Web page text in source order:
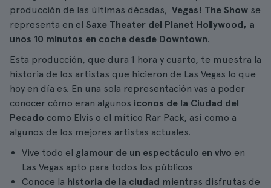
producción de las últimas décadas, Vegas! The Show se
representa en el Saxe Theater del Planet Hollywood, a
unos 10 minutos en coche desde Downtown.
Esta producción, que dura 1 hora y cuarto, te muestra la
historia de los artistas que hicieron de Las Vegas lo que
hoy en día es. En una sola representación vas a poder
conocer cómo eran algunos iconos de la Ciudad del
Pecado como Elvis o el mítico Rar Pack, así como a
algunos de los mejores artistas actuales.
Vive todo el glamour de un espectáculo en vivo en
Las Vegas apto para todos los públicos
Conoce la historia de la ciudad mientras disfrutas de